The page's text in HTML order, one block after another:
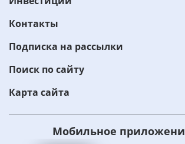
Контакты
Подписка на рассылки
Поиск по сайту
Карта сайта
Мобильное